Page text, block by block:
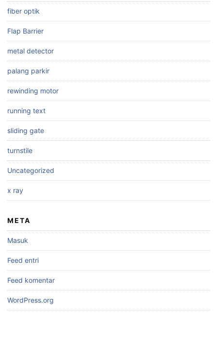
fiber optik
Flap Barrier
metal detector
palang parkir
rewinding motor
running text
sliding gate
turnstile
Uncategorized
x ray
META
Masuk
Feed entri
Feed komentar
WordPress.org